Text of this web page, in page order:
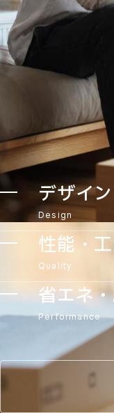
デザイ
Design
性能・
Quality
省エネ
Performance